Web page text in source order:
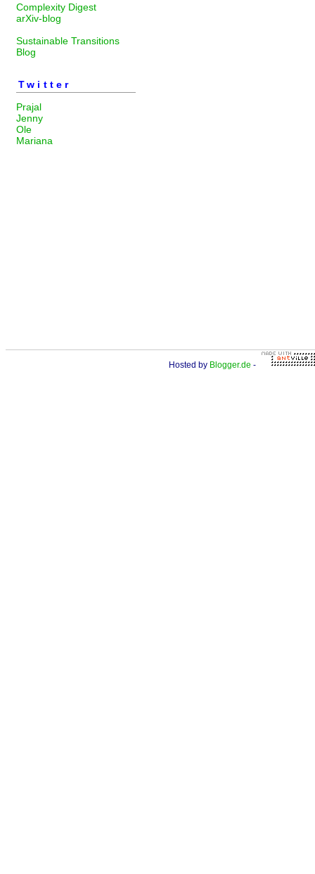
Complexity Digest
arXiv-blog
Sustainable Transitions
Blog
Twitter
Prajal
Jenny
Ole
Mariana
Hosted by Blogger.de -